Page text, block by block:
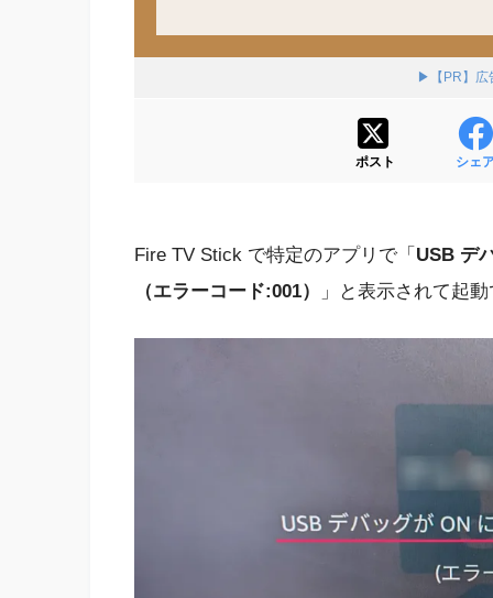
▶【PR】広
ポスト シェ
Fire TV Stick で特定のアプリで「 USB デ
（エラーコード:001）
」と表示されて起